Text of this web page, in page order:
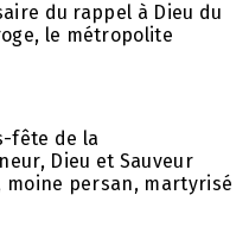
du rappel à Dieu du
le métropolite
fête de la
Dieu et Sauveur
moine persan, martyrisé